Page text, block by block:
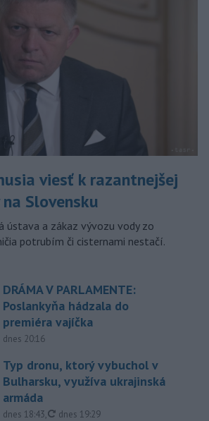
viesť k razantnejšej
Slovensku
ústava a zákaz vývozu vody zo
potrubím či cisternami nestačí.
DRÁMA V PARLAMENTE:
Poslankyňa hádzala do
premiéra vajíčka
dnes 20:16
Typ dronu, ktorý vybuchol v
Bulharsku, využíva ukrajinská
armáda
dnes 18:43, aktualizované
dnes 19:29